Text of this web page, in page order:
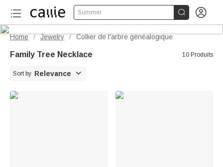
Summer  
Home / Jewelry / Collier de l'arbre généalogique
Family Tree Necklace 10 Produits
Sort by Relevance 